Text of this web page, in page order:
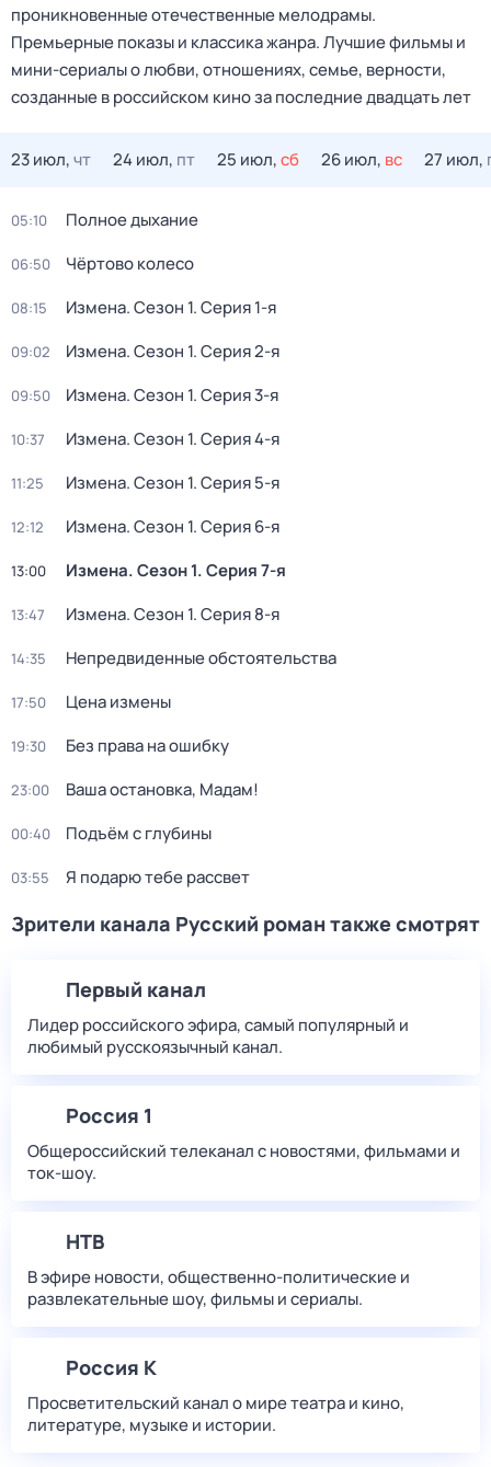
проникновенные отечественные мелодрамы.
Премьерные показы и классика жанра. Лучшие фильмы и
мини-сериалы о любви, отношениях, семье, верности,
созданные в российском кино за последние двадцать лет
23 июл,чт 24 июл, пт 25 июл,сб 26 июл, вс 27 июл,
05:10 Полное дыхание
06:50 Чёртово колесо
08:15 Измена. Сезон 1. Серия 1-я
09:02 Измена. Сезон 1. Серия 2-я
09:50 Измена. Сезон 1. Серия 3-я
10:37 Измена. Сезон 1. Серия 4-я
11:25 Измена. Сезон 1. Серия 5-я
12:12 Измена. Сезон 1. Серия 6-я
13:00 Измена. Сезон 1. Серия 7-я
13:47 Измена. Сезон 1. Серия 8-я
14:35 Непредвиденные обстоятельства
17:50 Цена измены
19:30 Без права на ошибку
23:00 Ваша остановка, Мадам!
00:40 Подъём с глубины
03:55 Я подарю тебе рассвет
Зрители канала Русский роман также смотрят
Первый канал
Лидер российского эфира, самый популярный и
любимый русскоязычный канал.
Россия 1
Общероссийский телеканал с новостями, фильмами и
ток-шоу.
НТВ
В эфире новости, общественно-политические и
развлекательные шоу, фильмы и сериалы.
Россия К
Просветительский канал о мире театра и кино,
литературе, музыке и истории.